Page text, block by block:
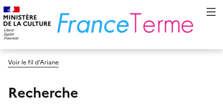
Voir le fil d’Ariane
Recherche